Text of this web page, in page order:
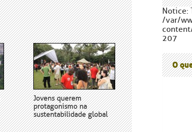
Jovens querem
protagonismo na
sustentabilidade global
Notice:
/var/
207
O